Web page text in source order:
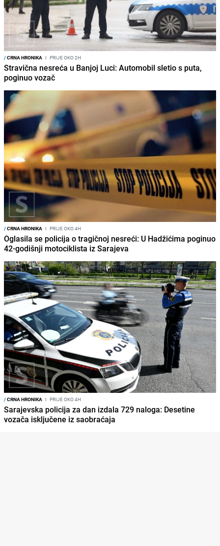
/CRNA HRONIKA I PRIJE OKO 2H
Stravična nesreća u Banjoj Luci: Automobil sletio s puta,
poginuo vozač
/CRNA HRONIKA I PRIJE OKO 4H
Oglasila se policija o tragičnoj nesreći: U Hadžićima poginuo
42-godišnji motociklista iz Sarajeva
/CRNA HRONIKA I PRIJE OKO 4H
Sarajevska policija za dan izdala 729 naloga: Desetine
vozača isključene iz saobraćaja